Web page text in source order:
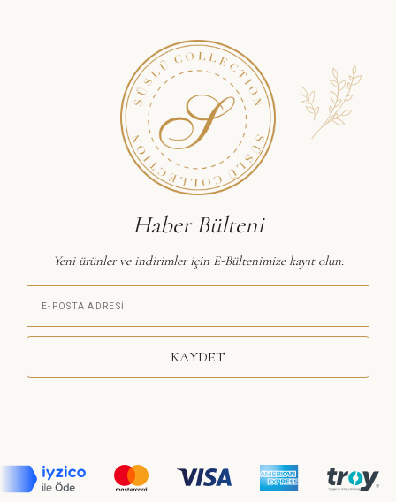
Haber Bülteni
Yeni ürünler ve indirimler için E-Bültenimize kayıt olun.
KAYDET